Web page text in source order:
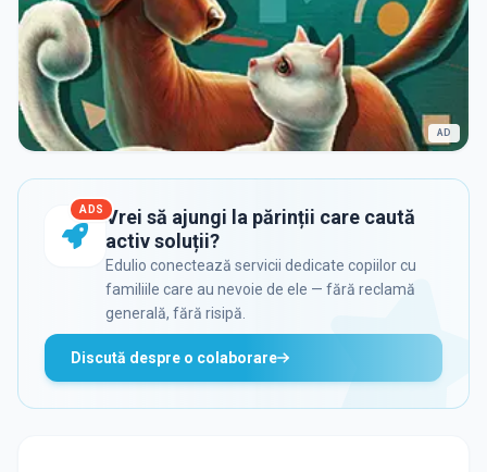
AD
ADS Vrei să ajungi la părinții care caută
activ soluții?
Edulio conectează servicii dedicate copiilor cu
familiile care au nevoie de ele — fără reclamă
generală, fără risipă.
Discută despre o colaborare